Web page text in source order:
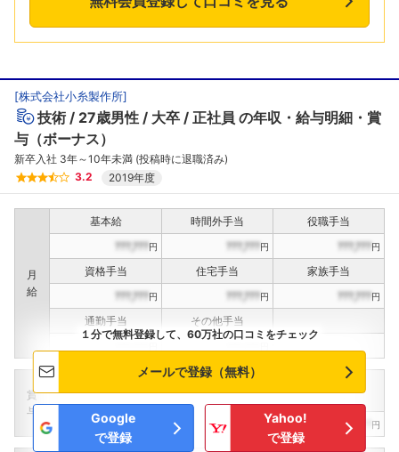
[株式会社小糸製作所]
技術 27歳男性 大卒 正社員 の年収・給与明細・賞
与（ボーナス）
新卒入社 3年～10年未満 (投稿時に退職済み)
3.2
2019年度
月
給
基本給 時間外手当
役職手当
???,???円 ???,???円 ???,???円
資格手当 住宅手当
家族手当
???,???円 ???,???円 ???,???円
通勤手当
その他手当
賞
与
インセンティブ賞与
決算賞与
???,??? ???,??? 円 ???,??? 円
１分で無料登録して、60万社の口コミをチェック
メールで登録（無料）
Google
で登録
Yahoo!
で登録